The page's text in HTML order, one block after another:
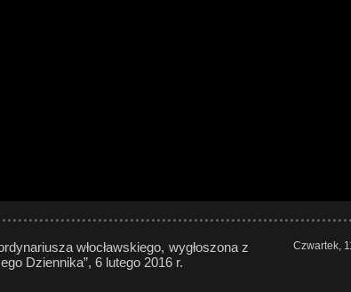
włocławskiego, wygłoszona z
Dziennika”, 6 lutego 2016 r.
Czwartek,